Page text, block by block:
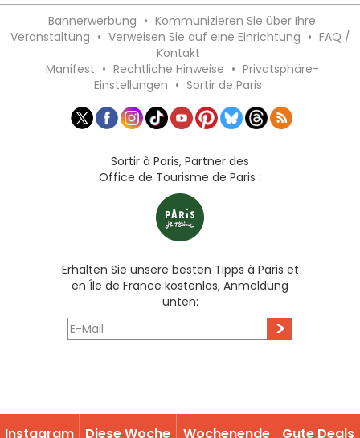
Bannerwerbung • Kommunizieren Sie über Ihre
Veranstaltung • Verweisen Sie auf eine Einrichtung • FAQ /
Kontakt
Manifest • Rechtliche Hinweise • Privatsphäre-
Einstellungen • Sortir de Paris
Sortir à Paris, Partner des
Office de Tourisme de Paris :
Erhalten Sie unsere besten Tipps à Paris et
en Île de France kostenlos, Anmeldung
unten:
>
Instagram Diese Woche Wochenende Gute Deals